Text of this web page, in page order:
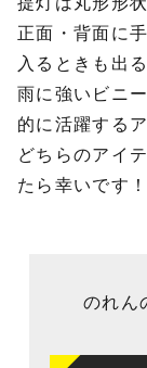
正面・背面に
入るときも出
雨に強いビニ
的に活躍する
どちらのアイ
たら幸いです！
のれん